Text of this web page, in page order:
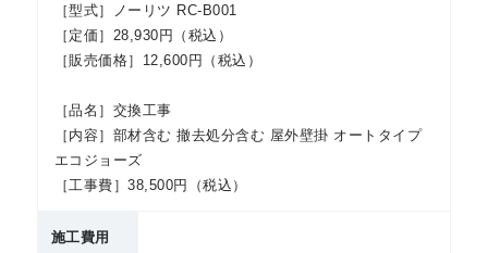
［型式］ノーリツ RC-B001
［定価］28,930円（税込）
［販売価格］12,600円（税込）
［品名］交換工事
［内容］部材含む 撤去処分含む 屋外壁掛 オートタイプ
エコジョーズ
［工事費］38,500円（税込）
施工費用